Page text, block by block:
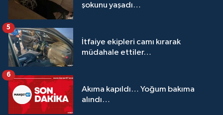
şokunu yaşadı…
İtfaiye ekipleri camı kırarak
müdahale ettiler…
5
Akıma kapıldı… Yoğum bakıma
alındı…
6